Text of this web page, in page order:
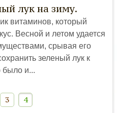
лук на зиму.
витаминов, который
Весной и летом удается
срывая его
зеленый лук к
было и...
3 4